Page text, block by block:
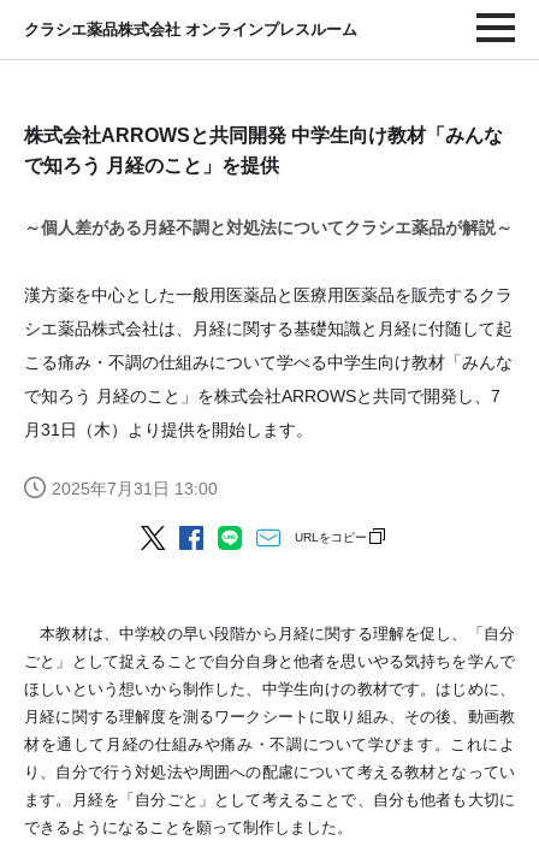
クラシエ薬品株式会社 オンラインプレスルーム
株式会社ARROWSと共同開発 中学生向け教材「みんな
で知ろう 月経のこと」を提供
～個人差がある月経不調と対処法についてクラシエ薬品が解説～
漢方薬を中心とした一般用医薬品と医療用医薬品を販売するクラ
シエ薬品株式会社は、月経に関する基礎知識と月経に付随して起
こる痛み・不調の仕組みについて学べる中学生向け教材「みんな
で知ろう 月経のこと」を株式会社ARROWSと共同で開発し、7
月31日（木）より提供を開始します。
2025年7月31日 13:00
URLをコピー
本教材は、中学校の早い段階から月経に関する理解を促し、「自分
ごと」として捉えることで自分自身と他者を思いやる気持ちを学んで
ほしいという想いから制作した、中学生向けの教材です。はじめに、
月経に関する理解度を測るワークシートに取り組み、その後、動画教
材を通して月経の仕組みや痛み・不調について学びます。これによ
り、自分で行う対処法や周囲への配慮について考える教材となってい
ます。月経を「自分ごと」として考えることで、自分も他者も大切に
できるようになることを願って制作しました。